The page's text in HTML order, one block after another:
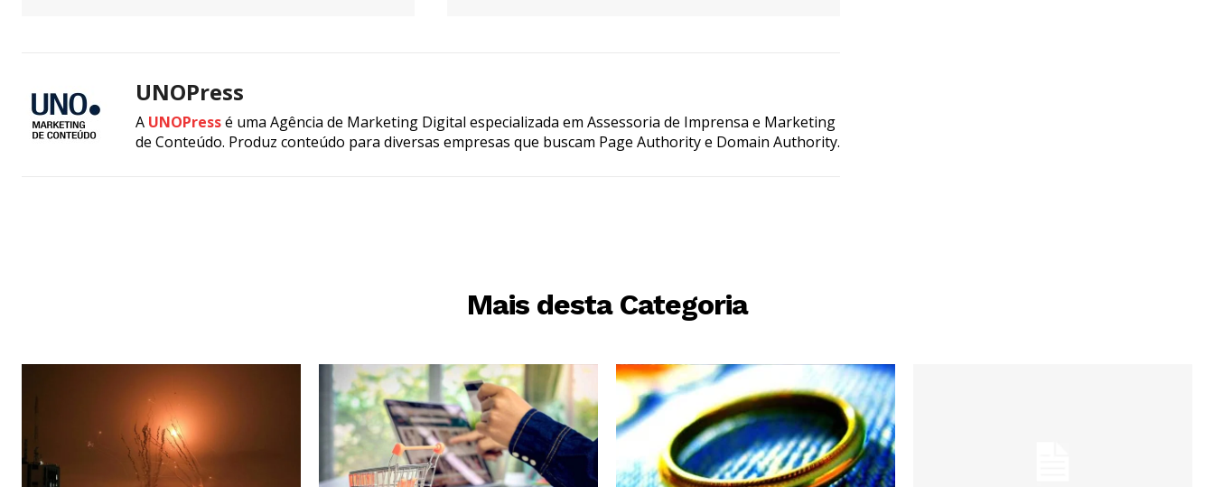
UNOPress
A UNOPressé uma Agência de Marketing Digital especializada em Assessoria de Imprensa e Marketing
de Conteúdo. Produz conteúdo para diversas empresas que buscam Page Authority e Domain Authority.
Mais desta Categoria